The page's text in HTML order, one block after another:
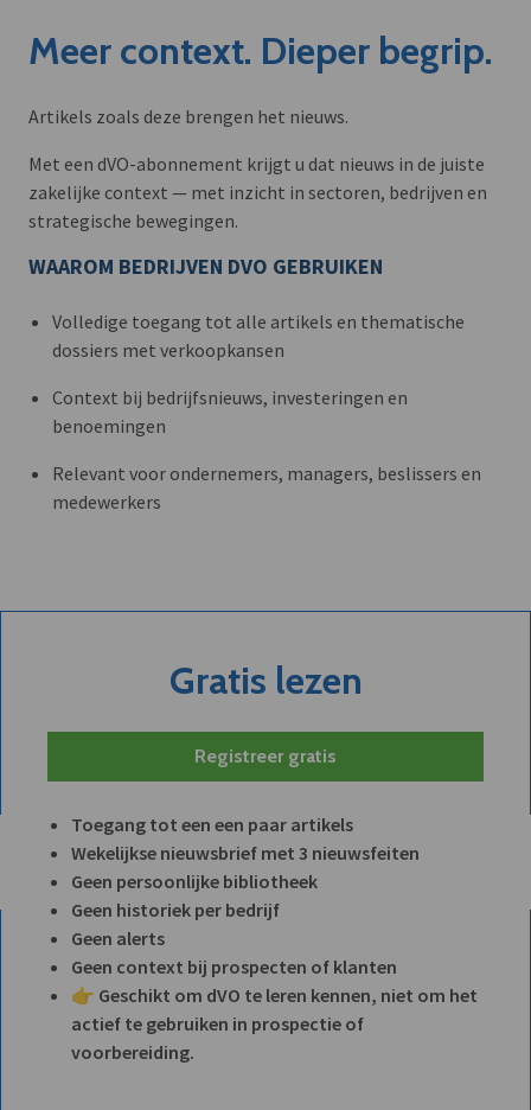
Meer context. Dieper begrip.
Artikels zoals deze brengen het nieuws.
Met een dVO-abonnement krijgt u dat nieuws in de juiste
zakelijke context — met inzicht in sectoren, bedrijven en
strategische bewegingen.
WAAROM BEDRIJVEN DVO GEBRUIKEN
Volledige toegang tot alle artikels en thematische
dossiers met verkoopkansen
Context bij bedrijfsnieuws, investeringen en
benoemingen
Relevant voor ondernemers, managers, beslissers en
medewerkers
Gratis lezen
Registreer gratis
Toegang tot een een paar artikels
Wekelijkse nieuwsbrief met 3 nieuwsfeiten
Geen persoonlijke bibliotheek
Geen historiek per bedrijf
Geen alerts
Geen context bij prospecten of klanten
👉 Geschikt om dVO te leren kennen, niet om het
actief te gebruiken in prospectie of
voorbereiding.